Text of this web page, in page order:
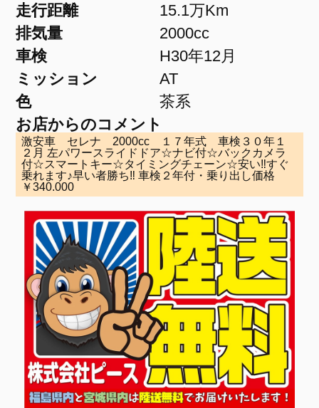
走行距離
15.1万Km
排気量
2000cc
車検
H30年12月
ミッション
AT
色
茶系
お店からのコメント
激安車 セレナ 2000cc １７年式 車検３０年１
２月 左パワースライドドア☆ナビ付☆バックカメラ
付☆スマートキー☆タイミングチェーン☆安い‼すぐ
乗れます♪早い者勝ち‼ 車検２年付・乗り出し価格
￥340.000